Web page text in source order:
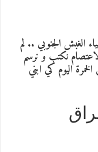
الغبش الجنوبي .. لم
نكتب و نرسم
اليوم كي ابني